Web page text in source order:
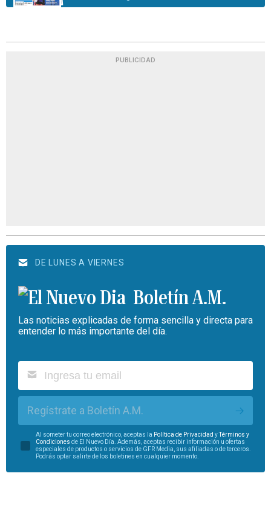
PUBLICIDAD
DE LUNES A VIERNES
Boletín A.M.
Las noticias explicadas de forma sencilla y directa para
entender lo más importante del día.
Regístrate a Boletín A.M.
Al someter tu correo electrónico, aceptas la Política de Privacidad yTérminos y
Condiciones de El Nuevo Día. Además, aceptas recibir información u ofertas
especiales de productos o servicios de GFR Media, sus afiliadas o de terceros.
Podrás optar salirte de los boletines en cualquier momento.